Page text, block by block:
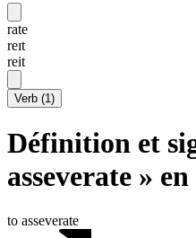
rate
reɪt
reit
Verb (1)
Définition et
asseverate »
to asseverate